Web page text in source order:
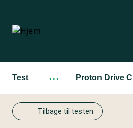
hovedindhold
Test ··· Proton Drive
Tilbage til testen